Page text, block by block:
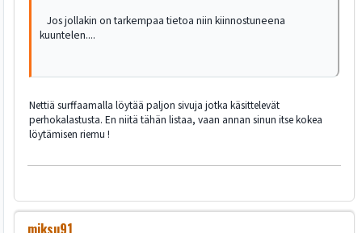
Jos jollakin on tarkempaa tietoa niin kiinnostuneena
kuuntelen....
Nettiä surffaamalla löytää paljon sivuja jotka käsittelevät
perhokalastusta. En niitä tähän listaa, vaan annan sinun itse kokea
löytämisen riemu !
miksu91